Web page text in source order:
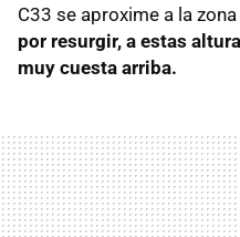
C33 se aproxime a la
por resurgir, a estas
muy cuesta arriba.